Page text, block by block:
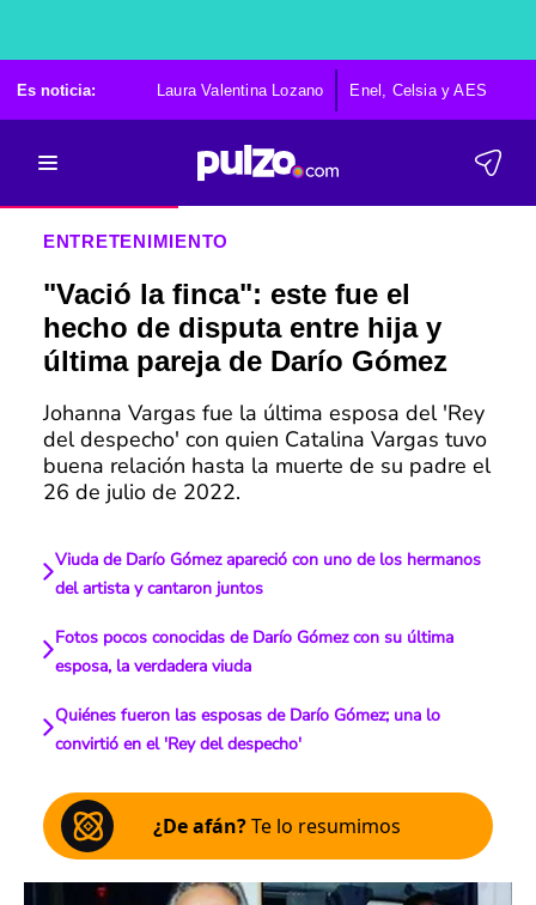
Es noticia: Laura Valentina Lozano Enel, Celsia y AES
ENTRETENIMIENTO
"Vació la finca": este fue el
hecho de disputa entre hija y
última pareja de Darío Gómez
Johanna Vargas fue la última esposa del 'Rey
del despecho' con quien Catalina Vargas tuvo
buena relación hasta la muerte de su padre el
26 de julio de 2022.
Viuda de Darío Gómez apareció con uno de los hermanos
del artista y cantaron juntos
Fotos pocos conocidas de Darío Gómez con su última
esposa, la verdadera viuda
Quiénes fueron las esposas de Darío Gómez; una lo
convirtió en el 'Rey del despecho'
¿De afán?Te lo resumimos